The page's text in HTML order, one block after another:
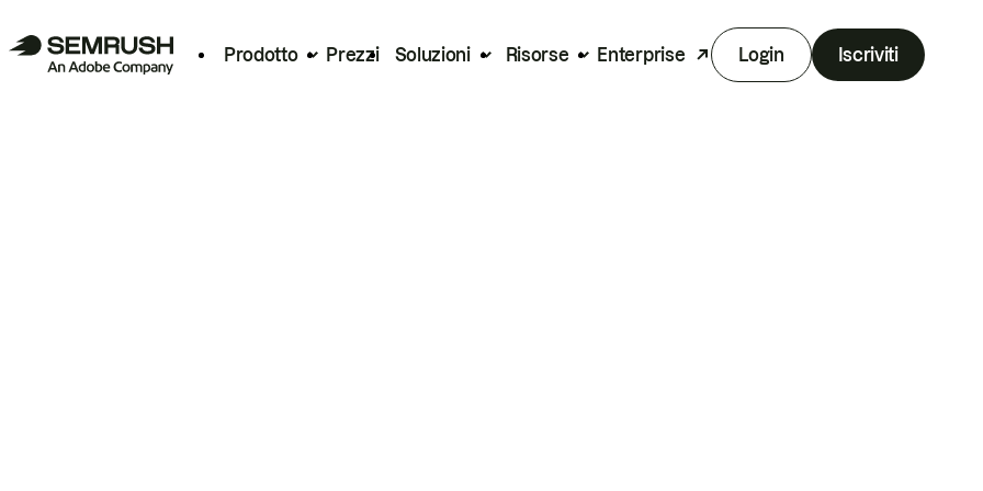
Prodotto Prezzi Soluzioni Risorse Enterprise Login Iscriviti